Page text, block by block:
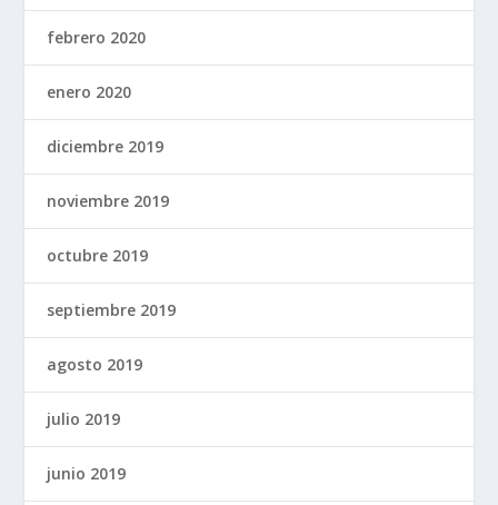
febrero 2020
enero 2020
diciembre 2019
noviembre 2019
octubre 2019
septiembre 2019
agosto 2019
julio 2019
junio 2019